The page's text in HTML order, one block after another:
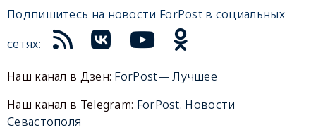
Подпишитесь на новости ForPost в социальных
сетях:
Наш канал в Дзен: ForPost— Лучшее
Наш канал в Telegram: ForPost. Новости
Севастополя